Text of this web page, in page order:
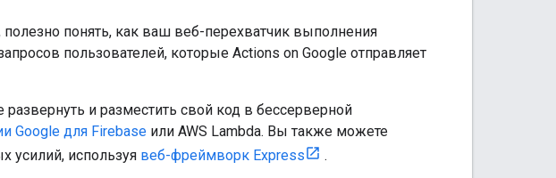
понять, как ваш веб-перехватчик выполнения
пользователей, которые Actions on Google отправляет
и разместить свой код в бессерверной
Google для Firebase или AWS Lambda. Вы также можете
усилий, используя веб-фреймворк Express .